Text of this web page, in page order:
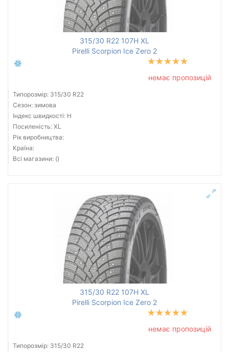
315/30 R22 107H XL
Pirelli Scorpion Ice Zero 2
немає пропозицій
Типорозмір: 315/30 R22
Сезон: зимова
Індекс швидкості: H
Посиленість: XL
Рік виробництва:
Країна:
Всі магазини: ()
315/30 R22 107H XL
Pirelli Scorpion Ice Zero 2
немає пропозицій
Типорозмір: 315/30 R22